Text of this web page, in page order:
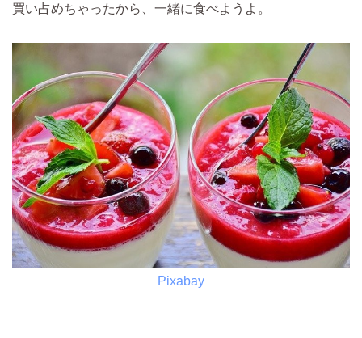
買い占めちゃったから、一緒に食べようよ。
Pixabay